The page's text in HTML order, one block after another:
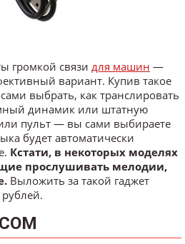
громкой связи для машин —
вариант. Купив такое
выбрать, как транслировать
динамик или штатную
пульт — вы сами выбираете
будет автоматически
Кстати, в некоторых моделях
прослушивать мелодии,
Выложить за такой гаджет